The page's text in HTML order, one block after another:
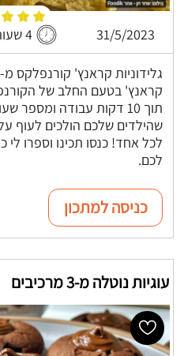
31/5/2023 4 שעות ו-15 דקות
תוך 10 דקות עבודה
שהילדים שלכם הולכים לעוף
לכל אחד! כנסו תכינו וספרו לי
לכם.
כניסה למתכון
עוגיות נוטלה מ-3 מרכיבים